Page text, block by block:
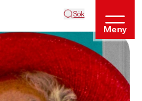
Sök
Meny